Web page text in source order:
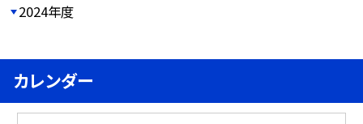
2024年度
カレンダー